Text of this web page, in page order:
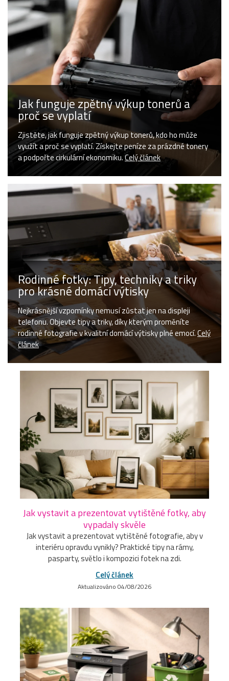
Jak funguje zpětný výkup tonerů a
proč se vyplatí
Zjistěte, jak funguje zpětný výkup tonerů, kdo ho může
využít a proč se vyplatí. Získejte peníze za prázdné tonery
a podpořte cirkulární ekonomiku.Celý článek
Rodinné fotky: Tipy, techniky a triky
pro krásné domácí výtisky
Nejkrásnější vzpomínky nemusí zůstat jen na displeji
telefonu. Objevte tipy a triky, díky kterým proměníte
rodinné fotografie v kvalitní domácí výtisky plné emocí.Celý
článek
Jak vystavit a prezentovat vytištěné fotky, aby
vypadaly skvěle
Jak vystavit a prezentovat vytištěné fotografie, aby v
interiéru opravdu vynikly? Praktické tipy na rámy,
pasparty, světlo i kompozici fotek na zdi.
Celý článek
Aktualizováno 04/08/2026